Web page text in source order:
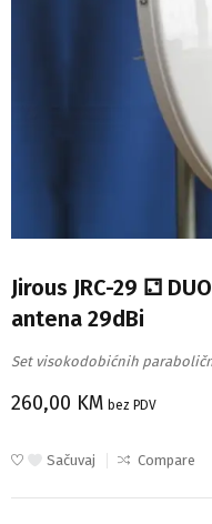
Jirous JRC-29 ⚁
antena 29dBi
Set visokodobićnih
260,00 KM bez PDV
Sačuvaj Compare